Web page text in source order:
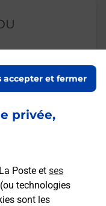
privée,
Poste et ses
technologies
sont les
accepter et fermer
PORTERIE